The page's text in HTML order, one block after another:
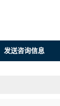
发送咨询信息